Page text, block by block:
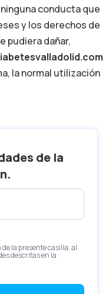
conducta que
y los derechos de
pudiera dañar,
la normal utilización
de la
la presente casilla, al
descritas en la